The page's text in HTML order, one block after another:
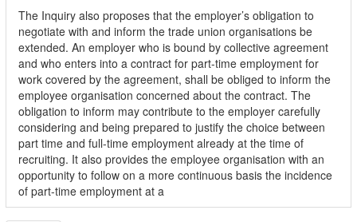
The Inquiry also proposes that the employer’s obligation to
negotiate with and inform the trade union organisations be
extended. An employer who is bound by collective agreement
and who enters into a contract for part-time employment for
work covered by the agreement, shall be obliged to inform the
employee organisation concerned about the contract. The
obligation to inform may contribute to the employer carefully
considering and being prepared to justify the choice between
part time and full-time employment already at the time of
recruiting. It also provides the employee organisation with an
opportunity to follow on a more continuous basis the incidence
of part-time employment at a